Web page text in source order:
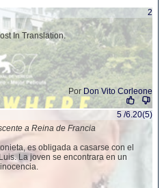
2
In Translation.
Por Don Vito Corleone
5 /6.20(5)
a Reina de Francia
es obligada a casarse con el
La joven se encontrara en un